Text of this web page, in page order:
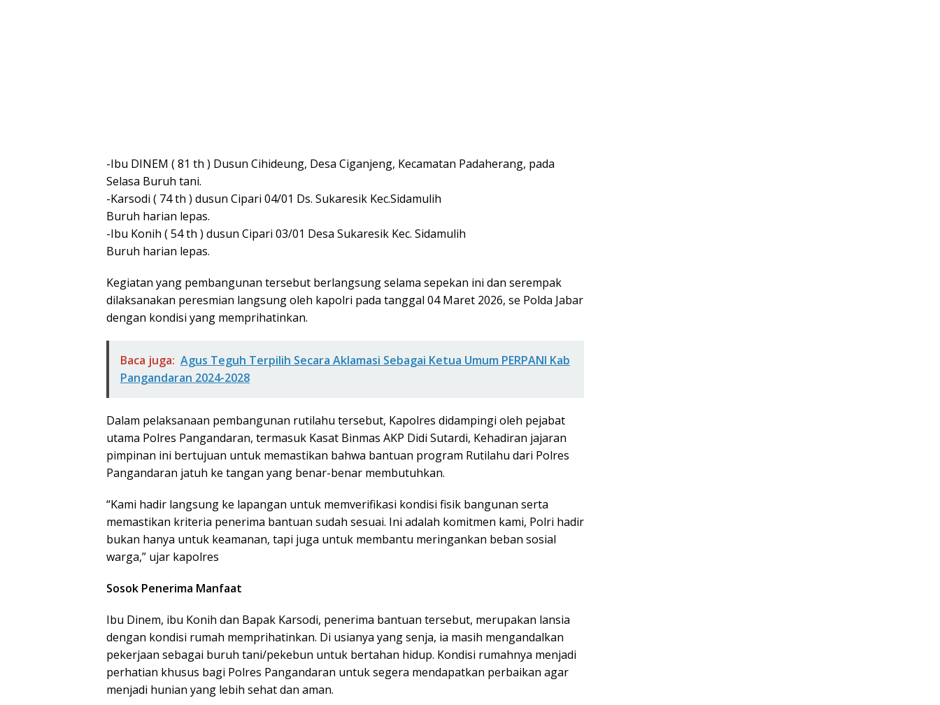
-Ibu DINEM ( 81 th ) Dusun Cihideung, Desa Ciganjeng, Kecamatan Padaherang, pada
Selasa Buruh tani.
-Karsodi ( 74 th ) dusun Cipari 04/01 Ds. Sukaresik Kec.Sidamulih
Buruh harian lepas.
-Ibu Konih ( 54 th ) dusun Cipari 03/01 Desa Sukaresik Kec. Sidamulih
Buruh harian lepas.
Kegiatan yang pembangunan tersebut berlangsung selama sepekan ini dan serempak
dilaksanakan peresmian langsung oleh kapolri pada tanggal 04 Maret 2026, se Polda Jabar
dengan kondisi yang memprihatinkan.
Baca juga: Agus Teguh Terpilih Secara Aklamasi Sebagai Ketua Umum PERPANI Kab
Pangandaran 2024-2028
Dalam pelaksanaan pembangunan rutilahu tersebut, Kapolres didampingi oleh pejabat
utama Polres Pangandaran, termasuk Kasat Binmas AKP Didi Sutardi, Kehadiran jajaran
pimpinan ini bertujuan untuk memastikan bahwa bantuan program Rutilahu dari Polres
Pangandaran jatuh ke tangan yang benar-benar membutuhkan.
“Kami hadir langsung ke lapangan untuk memverifikasi kondisi fisik bangunan serta
memastikan kriteria penerima bantuan sudah sesuai. Ini adalah komitmen kami, Polri hadir
bukan hanya untuk keamanan, tapi juga untuk membantu meringankan beban sosial
warga,” ujar kapolres
Sosok Penerima Manfaat
Ibu Dinem, ibu Konih dan Bapak Karsodi, penerima bantuan tersebut, merupakan lansia
dengan kondisi rumah memprihatinkan. Di usianya yang senja, ia masih mengandalkan
pekerjaan sebagai buruh tani/pekebun untuk bertahan hidup. Kondisi rumahnya menjadi
perhatian khusus bagi Polres Pangandaran untuk segera mendapatkan perbaikan agar
menjadi hunian yang lebih sehat dan aman.